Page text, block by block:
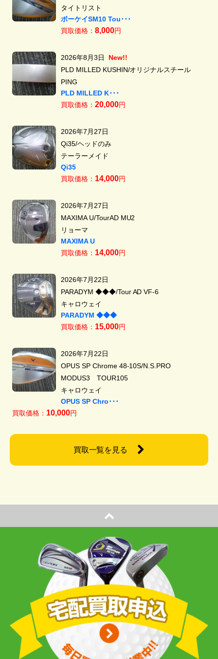
タイトリスト
ボーケイSM10 Tou･･･
買取価格： 8,000円
2026年8月3日
New!!
PLD MILLED KUSHIN/オリジナルスチール
PING
PLD MILLED K･･･
買取価格： 20,000円
2026年7月27日
Qi35/ヘッドのみ
テーラーメイド
Qi35
買取価格： 14,000円
2026年7月27日
MAXIMA U/TourAD MU2
リョーマ
MAXIMA U
買取価格： 14,000円
2026年7月22日
PARADYM ◆◆◆/Tour AD VF-6
キャロウェイ
PARADYM ◆◆◆
買取価格： 15,000円
2026年7月22日
OPUS SP Chrome 48-10S/N.S.PRO
MODUS3 TOUR105
キャロウェイ
OPUS SP Chro･･･
買取価格： 10,000円
買取一覧を見る